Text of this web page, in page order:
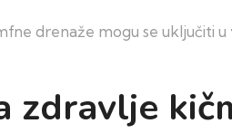
drenaže mogu se uključiti u
zdravlje